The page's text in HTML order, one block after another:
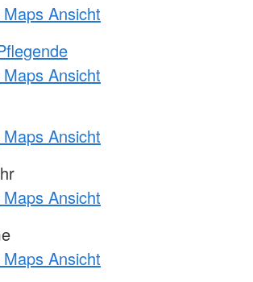
Ansicht
Ansicht
Ansicht
Ansicht
Ansicht